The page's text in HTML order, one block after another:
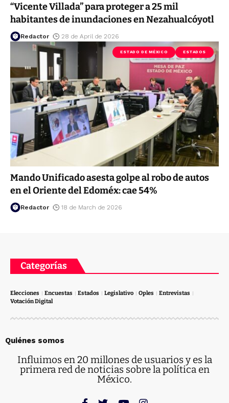
“Vicente Villada” para proteger a 25 mil
habitantes de inundaciones en Nezahualcóyotl
Redactor 28 de April de 2026
ESTADO DE MÉXICO ESTADOS
Mando Unificado asesta golpe al robo de autos
en el Oriente del Edoméx: cae 54%
Redactor 18 de March de 2026
Categorías
Elecciones Encuestas Estados Legislativo Oples
Entrevistas
Votación Digital
Quiénes somos
Influimos en 20 millones de usuarios y es la
primera red de noticias sobre la política en
México.